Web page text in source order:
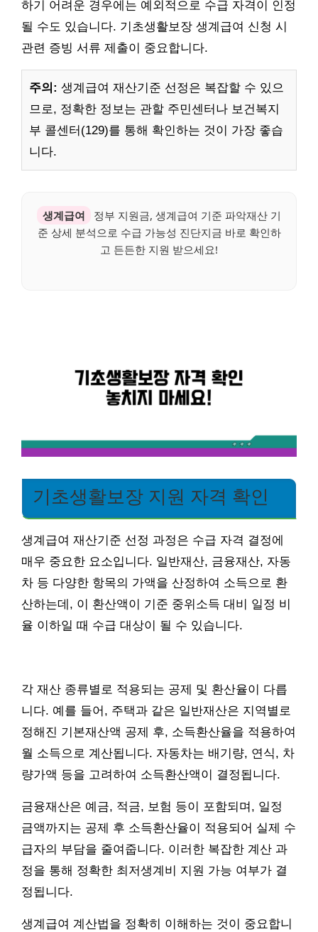
하기 어려운 경우에는 예외적으로 수급 자격이 인정
될 수도 있습니다. 기초생활보장 생계급여 신청 시
관련 증빙 서류 제출이 중요합니다.
주의: 생계급여 재산기준 선정은 복잡할 수 있으
므로, 정확한 정보는 관할 주민센터나 보건복지
부 콜센터(129)를 통해 확인하는 것이 가장 좋습
니다.
생계급여
정부 지원금, 생계급여 기준 파악재산 기
준 상세 분석으로 수급 가능성 진단지금 바로 확인하
고 든든한 지원 받으세요!
기초생활보장 지원 자격 확인
생계급여 재산기준 선정 과정은 수급 자격 결정에
매우 중요한 요소입니다. 일반재산, 금융재산, 자동
차 등 다양한 항목의 가액을 산정하여 소득으로 환
산하는데, 이 환산액이 기준 중위소득 대비 일정 비
율 이하일 때 수급 대상이 될 수 있습니다.
각 재산 종류별로 적용되는 공제 및 환산율이 다릅
니다. 예를 들어, 주택과 같은 일반재산은 지역별로
정해진 기본재산액 공제 후, 소득환산율을 적용하여
월 소득으로 계산됩니다. 자동차는 배기량, 연식, 차
량가액 등을 고려하여 소득환산액이 결정됩니다.
금융재산은 예금, 적금, 보험 등이 포함되며, 일정
금액까지는 공제 후 소득환산율이 적용되어 실제 수
급자의 부담을 줄여줍니다. 이러한 복잡한 계산 과
정을 통해 정확한 최저생계비 지원 가능 여부가 결
정됩니다.
생계급여 계산법을 정확히 이해하는 것이 중요합니